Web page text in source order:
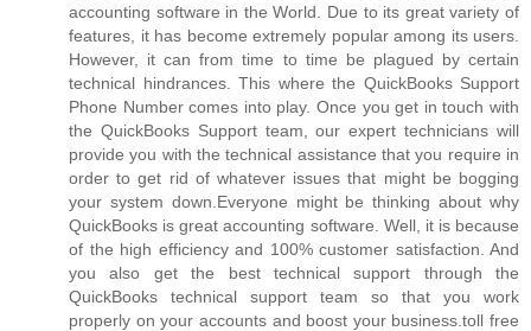
accounting software in the World. Due to its great variety of
features, it has become extremely popular among its users.
However, it can from time to time be plagued by certain
technical hindrances. This where the QuickBooks Support
Phone Number comes into play. Once you get in touch with
the QuickBooks Support team, our expert technicians will
provide you with the technical assistance that you require in
order to get rid of whatever issues that might be bogging
your system down.Everyone might be thinking about why
QuickBooks is great accounting software. Well, it is because
of the high efficiency and 100% customer satisfaction. And
you also get the best technical support through the
QuickBooks technical support team so that you work
properly on your accounts and boost your business.toll free